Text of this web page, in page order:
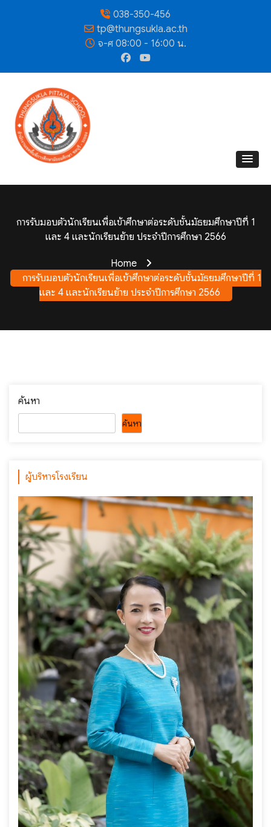
038-350-456
tp@thungsukla.ac.th
จ-ศ 08:00 - 16:00 น.
การรับมอบตัวนักเรียนเพื่อเข้าศึกษาต่อระดับชั้นมัธยมศึกษาปีที่ 1
และ 4 และนักเรียนย้าย ประจำปีการศึกษา 2566
Home
การรับมอบตัวนักเรียนเพื่อเข้าศึกษาต่อระดับชั้นมัธยมศึกษาปีที่ 1
และ 4 และนักเรียนย้าย ประจำปีการศึกษา 2566
ค้นหา
ค้นหา
ผู้บริหารโรงเรียน